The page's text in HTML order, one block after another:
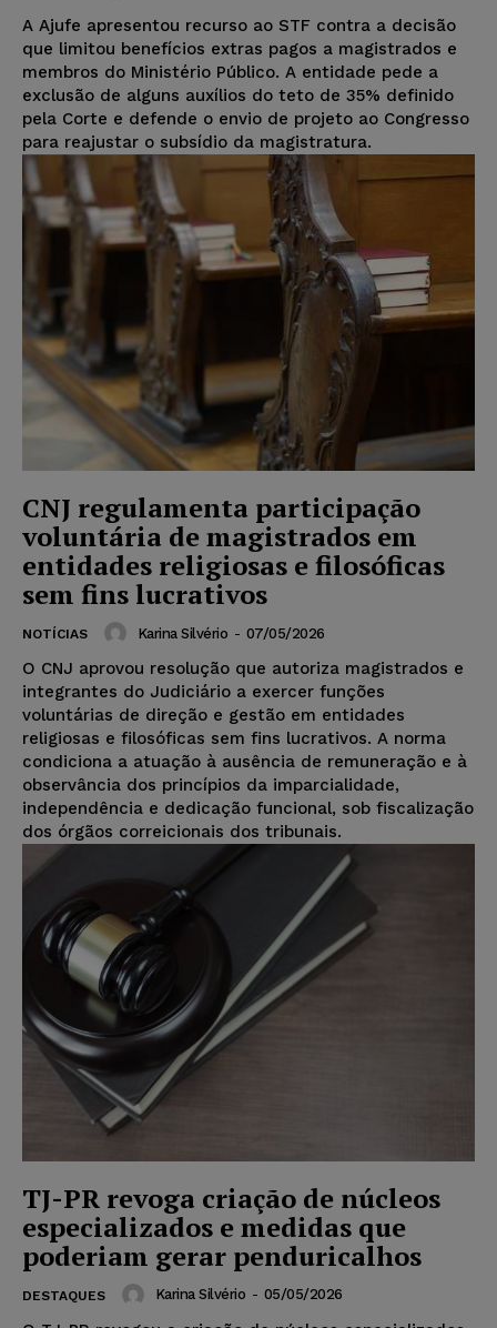
A Ajufe apresentou recurso ao STF contra a decisão
que limitou benefícios extras pagos a magistrados e
membros do Ministério Público. A entidade pede a
exclusão de alguns auxílios do teto de 35% definido
pela Corte e defende o envio de projeto ao Congresso
para reajustar o subsídio da magistratura.
CNJ regulamenta participação
voluntária de magistrados em
entidades religiosas e filosóficas
sem fins lucrativos
NOTÍCIAS Karina Silvério - 07/05/2026
O CNJ aprovou resolução que autoriza magistrados e
integrantes do Judiciário a exercer funções
voluntárias de direção e gestão em entidades
religiosas e filosóficas sem fins lucrativos. A norma
condiciona a atuação à ausência de remuneração e à
observância dos princípios da imparcialidade,
independência e dedicação funcional, sob fiscalização
dos órgãos correicionais dos tribunais.
TJ-PR revoga criação de núcleos
especializados e medidas que
poderiam gerar penduricalhos
DESTAQUES Karina Silvério - 05/05/2026